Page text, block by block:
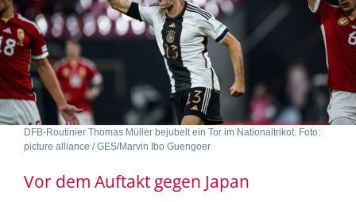
DFB-Routinier Thomas Müller bejubelt ein Tor im Nationaltrikot. Foto:
picture alliance / GES/Marvin Ibo Guengoer
Vor dem Auftakt gegen Japan